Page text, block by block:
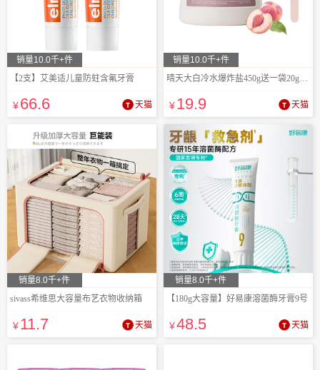
销量10.0千+件
【2支】艾美适儿童防蛀含氟牙膏
¥66.6 天猫
销量10.0千+件
晴天大白冷水爆炸盐450g送一袋20g试用
¥19.9 天猫
销量8.0千+件
sivass希维思大容量布艺衣物收纳箱
¥11.7 天猫
销量8.0千+件
【180g大容量】好易康溶菌酶牙膏9号
¥48.5 天猫